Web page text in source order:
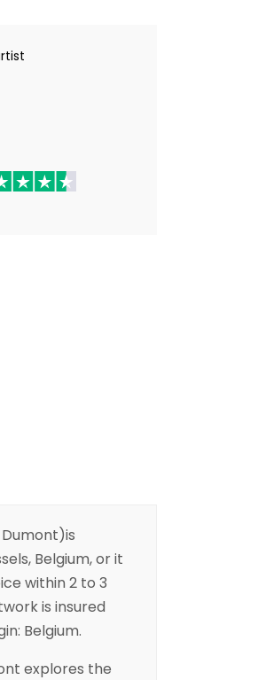
Belgium, or it
within 2 to 3
is insured
Belgium.
explores the